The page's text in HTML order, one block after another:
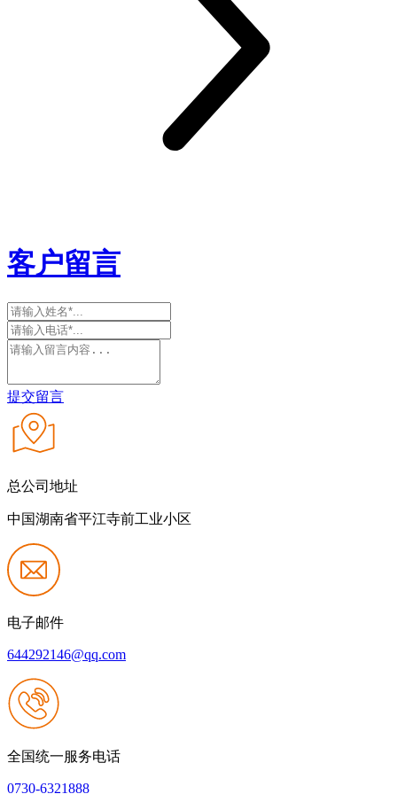
客户留言
提交留言
总公司地址
中国湖南省平江寺前工业小区
电子邮件
644292146@qq.com
全国统一服务电话
0730-6321888